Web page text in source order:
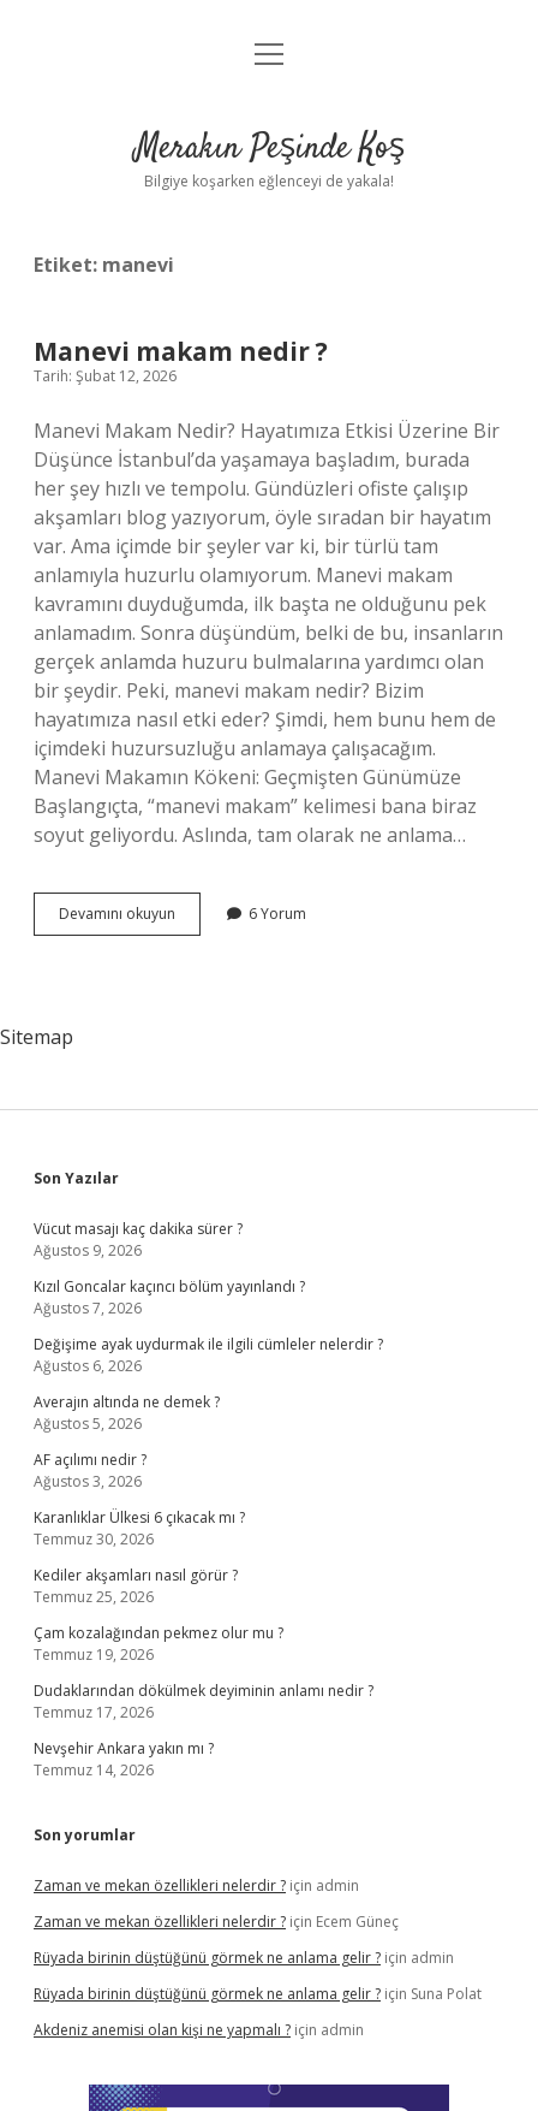
Anasayfa
Yasal Uyarı
menüyü
Merakın Peşinde Koş
Bilgiye koşarken eğlenceyi de yakala!
Etiket: manevi
Manevi makam nedir ?
Tarih: Şubat 12, 2026
Manevi Makam Nedir? Hayatımıza Etkisi Üzerine Bir
Düşünce İstanbul’da yaşamaya başladım, burada
her şey hızlı ve tempolu. Gündüzleri ofiste çalışıp
akşamları blog yazıyorum, öyle sıradan bir hayatım
var. Ama içimde bir şeyler var ki, bir türlü tam
anlamıyla huzurlu olamıyorum. Manevi makam
kavramını duyduğumda, ilk başta ne olduğunu pek
anlamadım. Sonra düşündüm, belki de bu, insanların
gerçek anlamda huzuru bulmalarına yardımcı olan
bir şeydir. Peki, manevi makam nedir? Bizim
hayatımıza nasıl etki eder? Şimdi, hem bunu hem de
içimdeki huzursuzluğu anlamaya çalışacağım.
Manevi Makamın Kökeni: Geçmişten Günümüze
Başlangıçta, “manevi makam” kelimesi bana biraz
soyut geliyordu. Aslında, tam olarak ne anlama…
Devamını okuyun
makam
6 Yorum
Sitemap
Sidebar
Son Yazılar
Vücut masajı kaç dakika sürer ?
Ağustos 9, 2026
Kızıl Goncalar kaçıncı bölüm yayınlandı ?
Ağustos 7, 2026
Değişime ayak uydurmak ile ilgili cümleler nelerdir ?
Ağustos 6, 2026
Averajın altında ne demek ?
Ağustos 5, 2026
AF açılımı nedir ?
Ağustos 3, 2026
Karanlıklar Ülkesi 6 çıkacak mı ?
Temmuz 30, 2026
Kediler akşamları nasıl görür ?
Temmuz 25, 2026
Çam kozalağından pekmez olur mu ?
Temmuz 19, 2026
Dudaklarından dökülmek deyiminin anlamı nedir ?
Temmuz 17, 2026
Nevşehir Ankara yakın mı ?
Temmuz 14, 2026
Son yorumlar
Zaman ve mekan özellikleri nelerdir ? için admin
Zaman ve mekan özellikleri nelerdir ? için Ecem Güneç
Rüyada birinin düştüğünü görmek ne anlama gelir ? için admin
Rüyada birinin düştüğünü görmek ne anlama gelir ? için Suna Polat
Akdeniz anemisi olan kişi ne yapmalı ? için admin